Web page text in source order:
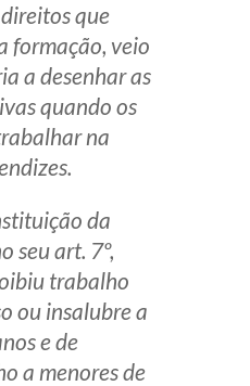
Fácil IA
Play
por Escrito
Zênite
Online
que
formação, veio
a desenhar as
quando os
na
da
seu art. 7º,
trabalho
ou insalubre a
e de
a menores de